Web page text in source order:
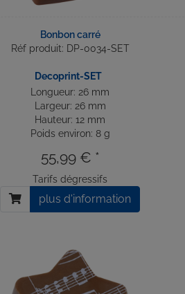
Bonbon carré
Réf produit: DP-0034-SET
Decoprint-SET
Longueur: 26 mm
Largeur: 26 mm
Hauteur: 12 mm
Poids environ: 8 g
55,99 € *
Tarifs dégressifs
plus d'information